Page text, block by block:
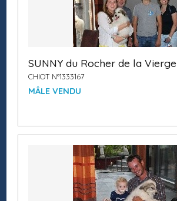
SUNNY du Rocher de la Vierge
CHIOT N°1333167
MÂLE VENDU